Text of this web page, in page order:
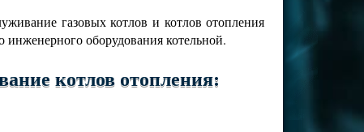
газовых котлов и котлов отопления
оборудования котельной.
котлов отопления: